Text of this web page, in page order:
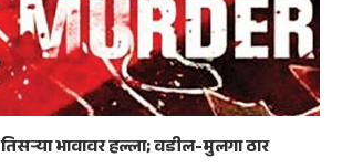
तिसऱ्या भावावर हल्ला; वडील-मुलगा ठार